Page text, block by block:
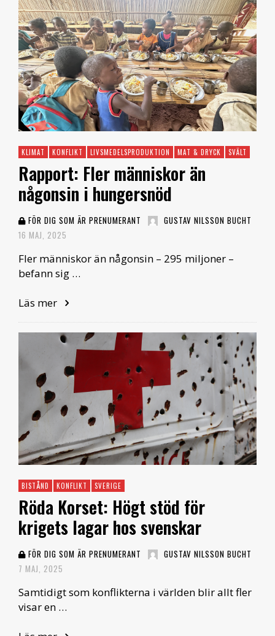
KLIMAT KONFLIKT LIVSMEDELSPRODUKTION MAT & DRYCK SVÄLT
Rapport: Fler människor än
någonsin i hungersnöd
FÖR DIG SOM ÄR PRENUMERANT
GUSTAV NILSSON BUCHT
16 MAJ, 2025
Fler människor än någonsin – 295 miljoner –
befann sig …
Läs mer
BISTÅND KONFLIKT SVERIGE
Röda Korset: Högt stöd för
krigets lagar hos svenskar
FÖR DIG SOM ÄR PRENUMERANT
GUSTAV NILSSON BUCHT
7 MAJ, 2025
Samtidigt som konflikterna i världen blir allt fler
visar en …